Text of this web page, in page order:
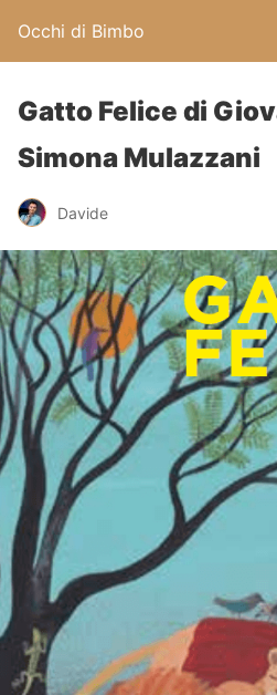
Occhi di Bimbo
Gatto Felice di
Simona Mulazzani
Davide